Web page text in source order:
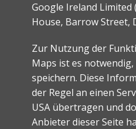
Google Ireland Limited
House, Barrow Street,
Zur Nutzung der
Maps ist es
speichern. Diese
der Regel an einen
USA übertragen und
Anbieter dieser Seite